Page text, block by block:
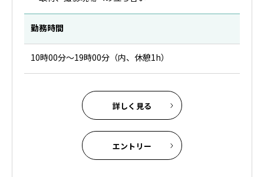
勤務時間
10時00分～19時00分（内、休憩1h）
詳しく見る
エントリー